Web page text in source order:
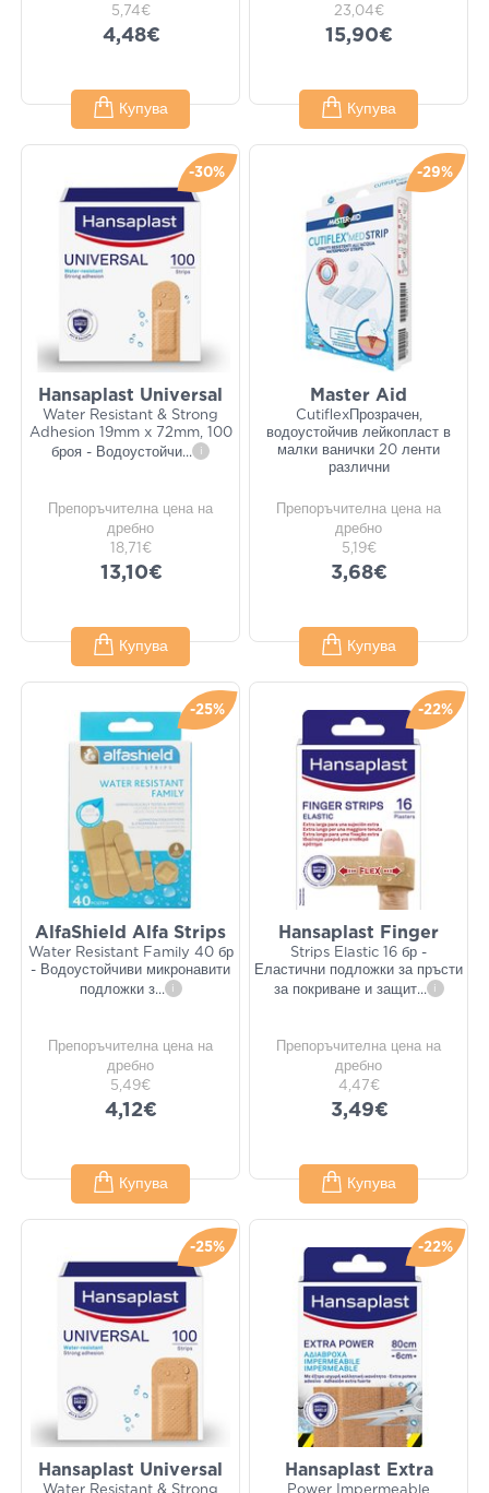
5,74€
4,48€
Купува
23,04€
15,90€
Купува
-30%
Hansaplast Universal
Water Resistant & Strong
Adhesion 19mm x 72mm, 100
броя - Водоустойчи... i
Препоръчителна цена на
дребно
18,71€
13,10€
Купува
-29%
Master Aid
CutiflexПрозрачен,
водоустойчив лейкопласт в
малки ванички 20 ленти
различни
Препоръчителна цена на
дребно
5,19€
3,68€
Купува
-25%
AlfaShield Alfa Strips
Water Resistant Family 40 бр
- Водоустойчиви микронавити
подложки з... i
Препоръчителна цена на
дребно
5,49€
4,12€
Купува
-22%
Hansaplast Finger
Strips Elastic 16 бр -
Еластични подложки за пръсти
за покриване и защит... i
Препоръчителна цена на
дребно
4,47€
3,49€
Купува
-25%
Hansaplast Universal
-22%
Hansaplast Extra